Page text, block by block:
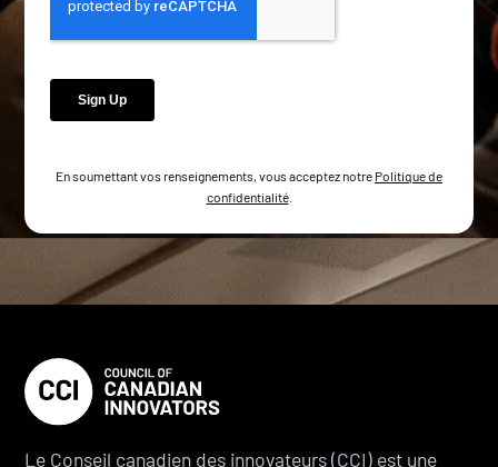
En soumettant vos renseignements, vous acceptez notre Politique de
confidentialité.
Le Conseil canadien des innovateurs (CCI) est une